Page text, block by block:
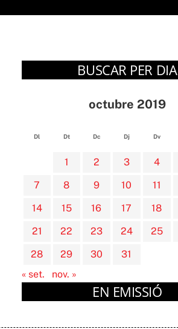
BUSCAR PER DIA
octubre 2019
Dl Dt Dc Dj Dv
1 2 3 4
7
8 9 10 11
14
15 16 17 18
21
22 23 24 25
28
29 30
31
« set.
nov. »
EN EMISSIÓ